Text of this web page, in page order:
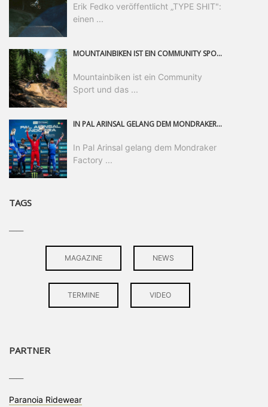
Erik Fedko veröffentlicht „TYPE SHIT":
einen ...
MOUNTAINBIKEN IST EIN COMMUNITY SPORT UND DAS BEWEIST SICH IN DER BIKE REPUBLIC SÖLDEN GERADE EINDRUCKSVOLL AUF ALLEN LEVELN. FREERIDE PROFI, SHAPERIN UND FRISCH GEWÄHLTE SWATCH NINES MVP VERO SANDLER IST BEGEISTERT VON DER VIELFALT DER BIKE DESTINATION, DER NEUEN JUMPLINE UND PLÄDIERT FÜR MUT BEI (FRAUEN) COMMUNITIES. VERO UND IHR VERLOBTER SAM HODGES VERBRINGEN MEHRERE MONATE IN DER BIKE REPUBLIC UND LASSEN UNS DARAN TEILHABEN. UM COMMUNITY GEHT ES AUCH BEI DER PARTNERSCHAFT ZWISCHEN SÖLDEN UND DEM NEUEN RIDERS PARK DONOVALY IN DER SLOWAKEI: DER DORTIGE TOURISMUSDIREKTOR JIRI PEC IST ÜBERZEUGT: VON MEHR BIKEPARKS PROFITIERT DIE GANZE MTB-SZENE – UND MIT DOMINIK LINSER, GESCHÄFTSFÜHRER DER BRS, HAT ER DAMIT DEN PERFEKTEN PARTNER GEFUNDEN.
Mountainbiken ist ein Community
Sport und das ...
IN PAL ARINSAL GELANG DEM MONDRAKER FACTORY RACING DH-TEAM DER ERSTE PODIUMSERFOLG DER SAISON. NACHDEM ER DAS GANZE WOCHENENDE ÜBER EIN HERAUSRAGENDES TEMPO GEZEIGT HATTE, LEGTE RYAN „PINKY“ PINKERTON EINEN SENSATIONELLEN RENNLAUF HIN UND SICHERTE SICH DEN DRITTEN PLATZ – EIN ERGEBNIS, DAS DIE HARTE ARBEIT DES TEAMS BELOHNT UND EINEN WICHTIGEN WENDEPUNKT FÜR DEN WEITEREN SAISONVERLAUF MARKIERT.
In Pal Arinsal gelang dem Mondraker
Factory ...
TAGS
MAGAZINE NEWS
TERMINE VIDEO
PARTNER
Paranoia Ridewear